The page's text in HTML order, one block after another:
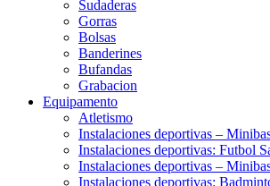
Sudaderas
Gorras
Bolsas
Banderines
Bufandas
Grabacion
Equipamento
Atletismo
Instalaciones deportivas –
Instalaciones deportivas: Futbol
Instalaciones deportivas –
Instalaciones deportivas: